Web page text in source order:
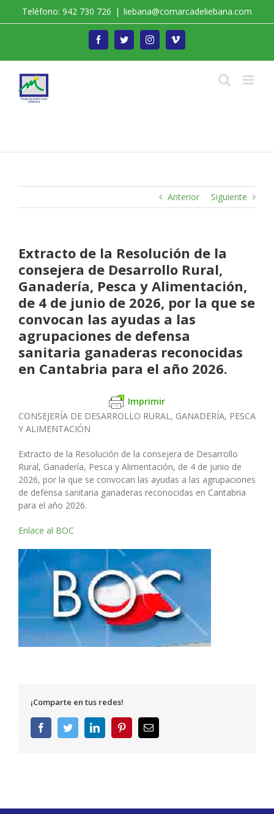
Teléfono: 942 730 726 | liebana@comarcadeliebana.com
FacebookTwitterInstagramVimeo
Anterior Siguiente
Extracto de la Resolución de la
consejera de Desarrollo Rural,
Ganadería, Pesca y Alimentación,
de 4 de junio de 2026, por la que se
convocan las ayudas a las
agrupaciones de defensa
sanitaria ganaderas reconocidas
en Cantabria para el año 2026.
Imprimir
CONSEJERÍA DE DESARROLLO RURAL, GANADERÍA, PESCA
Y ALIMENTACIÓN
Extracto de la Resolución de la consejera de Desarrollo
Rural, Ganadería, Pesca y Alimentación, de 4 de junio de
2026, por la que se convocan las ayudas a las agrupaciones
de defensa sanitaria ganaderas reconocidas en Cantabria
para el año 2026.
Enlace al BOC
¡Comparte en tus redes!
FacebookTwitterLinkedInPinterestCorreo
electrónico